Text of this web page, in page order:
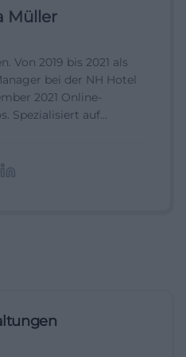
Müller
Von 2019 bis 2021 als
bei der NH Hotel
2021 Online-
Spezialisiert auf